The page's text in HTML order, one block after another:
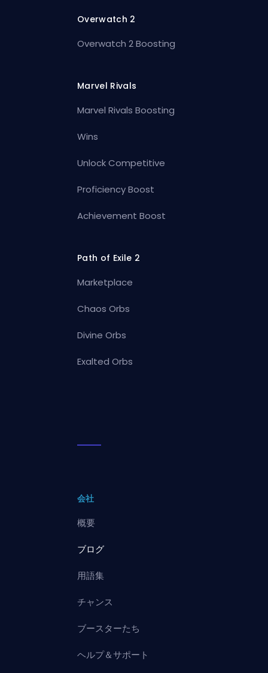
Overwatch 2
Overwatch 2 Boosting
Marvel Rivals
Marvel Rivals Boosting
Wins
Unlock Competitive
Proficiency Boost
Achievement Boost
Path of Exile 2
Marketplace
Chaos Orbs
Divine Orbs
Exalted Orbs
会社
概要
ブログ
用語集
チャンス
ブースターたち
ヘルプ＆サポート